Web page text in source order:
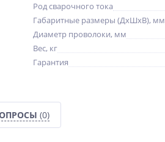
Род сварочного тока
Габаритные размеры (ДхШхВ), мм
Диаметр проволоки, мм
Вес, кг
Гарантия
(0)